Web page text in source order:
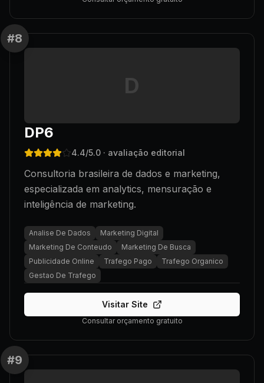
#8
D
DP6
4.4/5.0 · avaliação editorial
Consultoria brasileira de dados e marketing,
especializada em analytics, mensuração e
inteligência de marketing.
Analise De Dados
Marketing Digital
Marketing De Conteudo
Marketing De Busca
Publicidade Online
Trafego Pago
Trafego Organico
Gestao De Trafego
Visitar Site
Consultar orçamento gratuito
#9